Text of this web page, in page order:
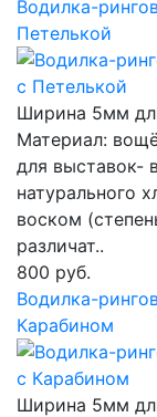
Водилка-
Петелькой
Ширина 5мм
Материал:
для выставок-
натурального
воском
различат..
800 руб.
Водилка-
Карабином
Ширина 5мм